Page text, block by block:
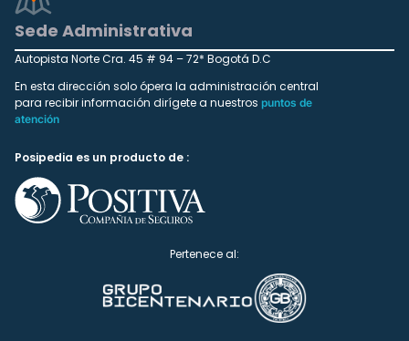
Sede Administrativa
Autopista Norte Cra. 45 # 94 – 72* Bogotá D.C
En esta dirección solo ópera la administración central
para recibir información dirígete a nuestros puntos de
atención
Posipedia es un producto de :
Pertenece al: